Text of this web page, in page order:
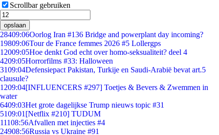
Scrollbar gebruiken
opslaan
28409:06Oorlog Iran #136 Bridge and powerplant day incoming?
19809:06Tour de France femmes 2026 #5 Lollergps
12009:05Hoe denkt God echt over homo-seksualiteit? deel 4
4209:05Horrorfilms #33: Halloween
3109:04Defensiepact Pakistan, Turkije en Saudi-Arabië bevat art.5
clausule?
1209:04[INFLUENCERS #297] Toetjes & Bevers & Zwemmen in
water
6409:03Het grote dagelijkse Trump nieuws topic #31
5109:01 [Netflix #210] TUDUM
11108:56Afvallen met injecties #4
24908:56Russia vs Ukraine #91